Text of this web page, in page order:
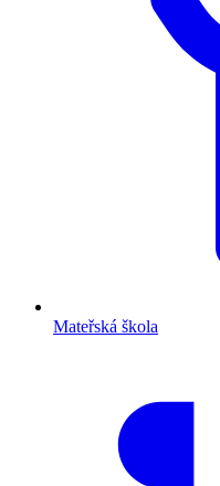
Mateřská škola